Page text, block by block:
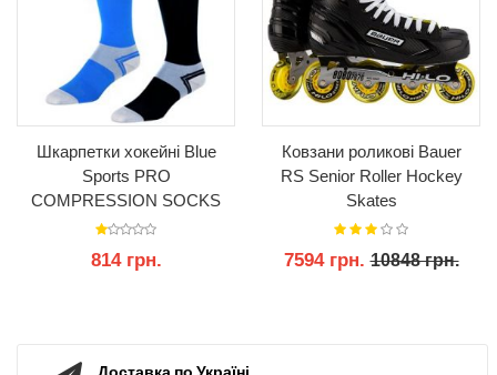
Шкарпетки хокейні Blue
Sports PRO
COMPRESSION SOCKS
814 грн.
Ковзани роликові Bauer
RS Senior Roller Hockey
Skates
7594 грн.10848 грн.